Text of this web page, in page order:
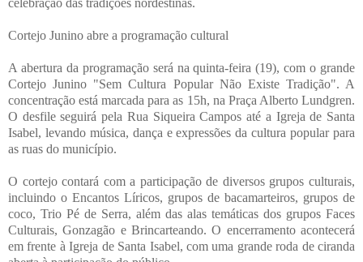
Cortejo Junino abre a programação cultural
A abertura da programação será na quinta-feira (19), com o grande
Cortejo Junino "Sem Cultura Popular Não Existe Tradição". A
concentração está marcada para as 15h, na Praça Alberto Lundgren.
O desfile seguirá pela Rua Siqueira Campos até a Igreja de Santa
Isabel, levando música, dança e expressões da cultura popular para
as ruas do município.
O cortejo contará com a participação de diversos grupos culturais,
incluindo o Encantos Líricos, grupos de bacamarteiros, grupos de
coco, Trio Pé de Serra, além das alas temáticas dos grupos Faces
Culturais, Gonzagão e Brincarteando. O encerramento acontecerá
em frente à Igreja de Santa Isabel, com uma grande roda de ciranda